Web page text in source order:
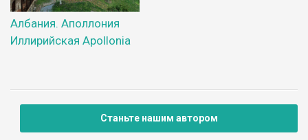
Албания. Аполлония
Иллирийская Apollonia
Станьте нашим автором